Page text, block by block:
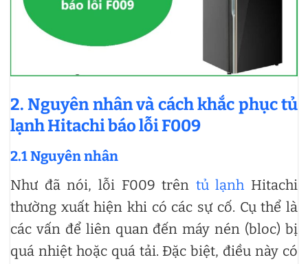
2. Nguyên nhân và cách khắc phục tủ
lạnh Hitachi báo lỗi F009
2.1 Nguyên nhân
Như đã nói, lỗi F009 trên tủ lạnh Hitachi
thường xuất hiện khi có các sự cố. Cụ thể là
các vấn để liên quan đến máy nén (bloc) bị
quá nhiệt hoặc quá tải. Đặc biệt, điều này có